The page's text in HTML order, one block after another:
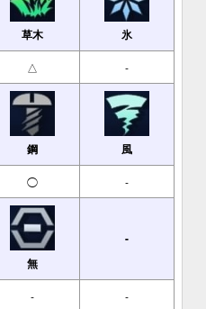
草木 氷
△ -
鋼 風
◯ -
無
-
- -